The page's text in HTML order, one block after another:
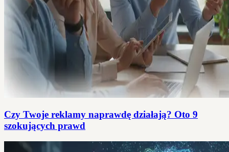
Czy Twoje reklamy naprawdę działają? Oto 9
szokujących prawd